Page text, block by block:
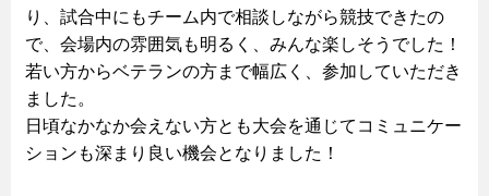
り、試合中にもチーム内で相談しながら競技できたの
で、会場内の雰囲気も明るく、みんな楽しそうでした！
若い方からベテランの方まで幅広く、参加していただき
ました。
日頃なかなか会えない方とも大会を通じてコミュニケー
ションも深まり良い機会となりました！